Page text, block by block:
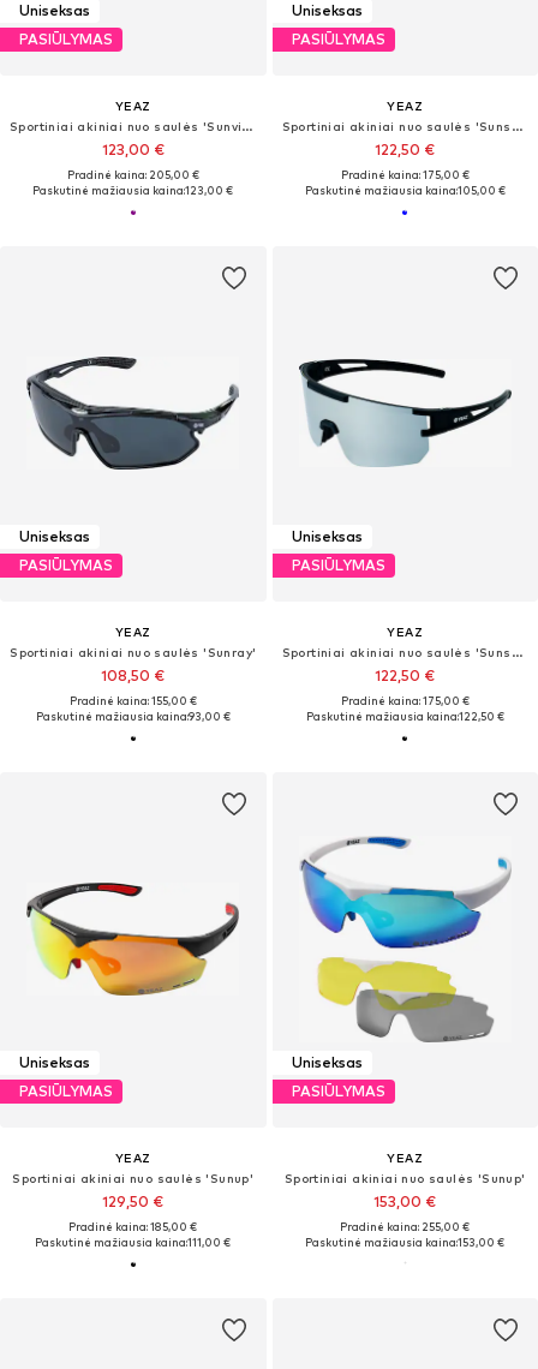
Uniseksas
PASIŪLYMAS
YEAZ
Sportiniai akiniai nuo saulės 'Sunvibe'
123,00 €
Pradinė kaina: 205,00 €
Paskutinė mažiausia kaina:123,00 €
Uniseksas
PASIŪLYMAS
YEAZ
Sportiniai akiniai nuo saulės 'Sunspark'
122,50 €
Pradinė kaina: 175,00 €
Paskutinė mažiausia kaina:105,00 €
Uniseksas
PASIŪLYMAS
YEAZ
Sportiniai akiniai nuo saulės 'Sunray'
108,50 €
Pradinė kaina: 155,00 €
Paskutinė mažiausia kaina:93,00 €
Uniseksas
PASIŪLYMAS
YEAZ
Sportiniai akiniai nuo saulės 'Sunspark'
122,50 €
Pradinė kaina: 175,00 €
Paskutinė mažiausia kaina:122,50 €
Uniseksas
PASIŪLYMAS
YEAZ
Sportiniai akiniai nuo saulės 'Sunup'
129,50 €
Pradinė kaina: 185,00 €
Paskutinė mažiausia kaina:111,00 €
Uniseksas
PASIŪLYMAS
YEAZ
Sportiniai akiniai nuo saulės 'Sunup'
153,00 €
Pradinė kaina: 255,00 €
Paskutinė mažiausia kaina:153,00 €